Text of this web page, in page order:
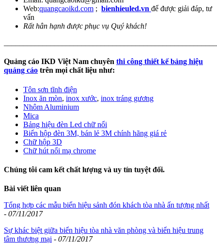
Web:quangcaoikd.com ; bienhieuled.vn để được giải đáp, tư
vấn
Rất hân hạnh được phục vụ Quý khách!
Quảng cáo IKD Việt Nam chuyên thi công thiết kế bảng hiệu
quảng cáo trên mọi chất liệu như:
Tôn sơn tĩnh điện
Inox ăn mòn, inox xước, inox tráng gương
Nhôm Aluminium
Mica
Bảng hiệu đèn Led chữ nổi
Biển hộp đèn 3M, bán lẻ 3M chính hãng giá rẻ
Chữ hộp 3D
Chữ hút nổi mạ chrome
Chúng tôi cam kết chất lượng và uy tín tuyệt đối.
Bài viết liên quan
Tổng hợp các mẫu biển hiệu sảnh đón khách tòa nhà ấn tượng nhất
- 07/11/2017
Sự khác biệt giữa biển hiệu tòa nhà văn phòng và biển hiệu trung
tâm thương mại - 07/11/2017